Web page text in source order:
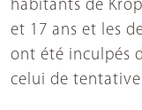
habitants de
et 17 ans et les
ont été inculpés
celui de